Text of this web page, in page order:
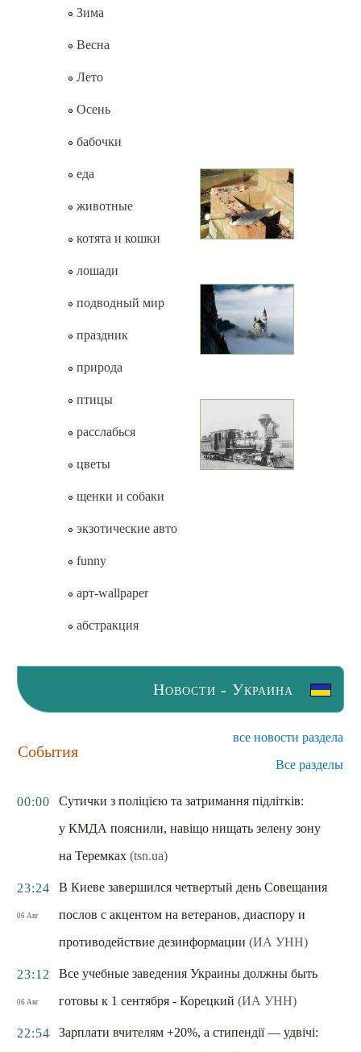
Зима
Весна
Лето
Осень
бабочки
еда
животные
котята и кошки
лошади
подводный мир
праздник
природа
птицы
расслабься
цветы
щенки и собаки
экзотические авто
funny
арт-wallpaper
абстракция
Новости - Украина
События
все новости раздела
Все разделы
00:00
Сутички з поліцією та затримання підлітків:
у КМДА пояснили, навіщо нищать зелену зону
на Теремках (tsn.ua)
23:24
06 Авг
В Киеве завершился четвертый день Совещания
послов с акцентом на ветеранов, диаспору и
противодействие дезинформации (ИА УНН)
23:12
06 Авг
Все учебные заведения Украины должны быть
готовы к 1 сентября - Корецкий (ИА УНН)
22:54
Зарплати вчителям +20%, а стипендії — удвічі: